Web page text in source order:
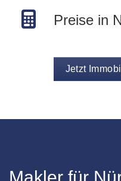
Preise in
Jetzt